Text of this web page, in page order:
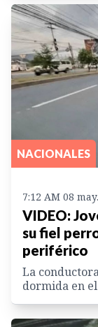
NACIONALES
7:12 AM 08
VIDEO:
su fiel
periférico
La
dormida en